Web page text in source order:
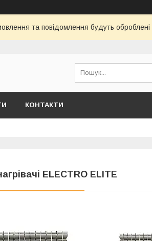
та повідомлення будуть
КОНТАКТИ
ELECTRO ELITE